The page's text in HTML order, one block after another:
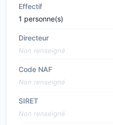
Effectif
1 personne(s)
Directeur
Non renseigné
Code NAF
Non renseigné
SIRET
Non renseigné